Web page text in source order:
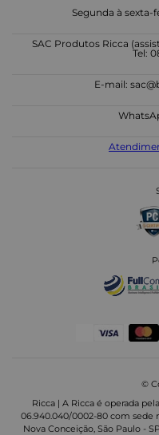
Segunda à sexta-
SAC Produtos Ricca
Tel:
E-mail:
©
Ricca | A Ricca é operada
06.940.040/0002-80 com sede
Nova Conceição, São Paulo -